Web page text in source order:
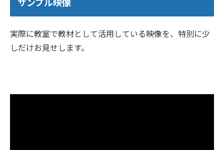
実際に教室で教材として活用している映像を、特別に少
しだけお見せします。